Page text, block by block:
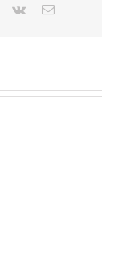
Pinterest
Vk Email